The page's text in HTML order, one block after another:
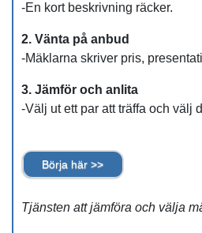
-En kort beskrivning räcker.
2. Vänta på anbud
-Mäklarna skriver pris,
3. Jämför och anlita
-Välj ut ett par att träffa och välj
Börja här >>
Tjänsten att jämföra och välja